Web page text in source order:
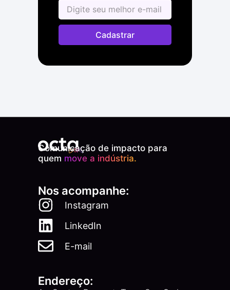
Cadastrar
Comunicação de impacto para
quem move a indústria.
Nos acompanhe:
Instagram
LinkedIn
E-mail
Endereço: